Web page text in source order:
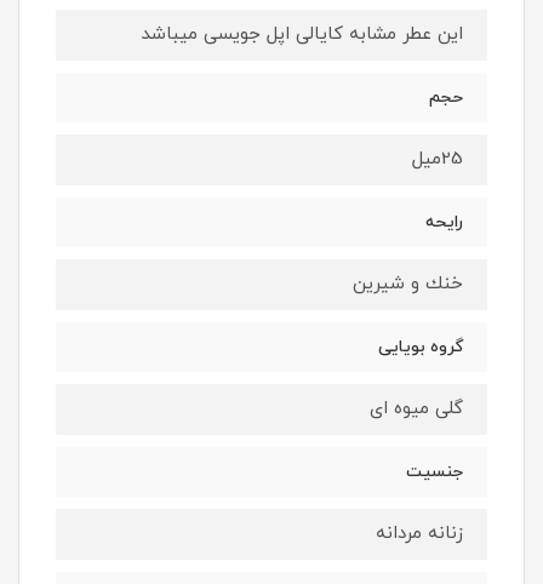
اين عطر مشابه كايالى اپل جويسى ميباشد
حجم
25ميل
رايحه
خنك و شيرين
گروه بويايى
گلى ميوه اى
جنسيت
زنانه مردانه